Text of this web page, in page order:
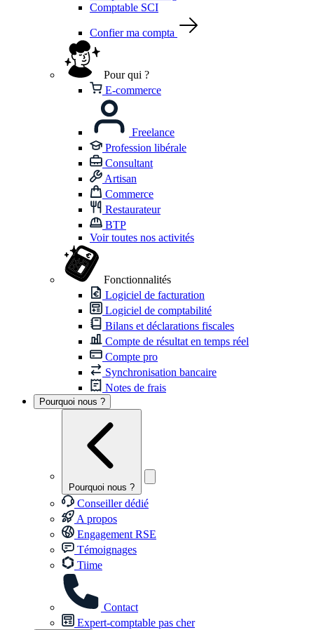
Comptable SCI
Confier ma compta
Pour qui ?
E-commerce
Freelance
Profession libérale
Consultant
Artisan
Commerce
Restaurateur
BTP
Voir toutes nos activités
Fonctionnalités
Logiciel de facturation
Logiciel de comptabilité
Bilans et déclarations fiscales
Compte de résultat en temps réel
Compte pro
Synchronisation bancaire
Notes de frais
Pourquoi nous ?
Pourquoi nous ?
Conseiller dédié
A propos
Engagement RSE
Témoignages
Tiime
Contact
Expert-comptable pas cher